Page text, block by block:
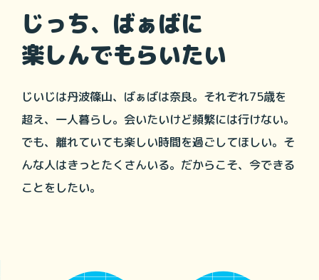
じっち、ばぁばに
楽しんでもらいたい
じいじは丹波篠山、ばぁばは奈良。それぞれ75歳を
超え、一人暮らし。会いたいけど頻繁には行けない。
でも、離れていても楽しい時間を過ごしてほしい。そ
んな人はきっとたくさんいる。だからこそ、今できる
ことをしたい。